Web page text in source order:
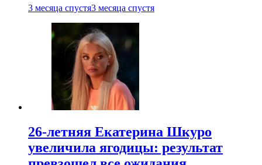
3 месяца спустя3 месяца спустя
26-летняя Екатерина Шкуро
увеличила ягодицы: результат